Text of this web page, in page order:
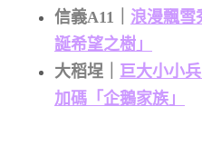
信義A11｜ 浪漫飄雪
誕希望之樹」
大稻埕｜ 巨大小小
加碼「企鵝家族」